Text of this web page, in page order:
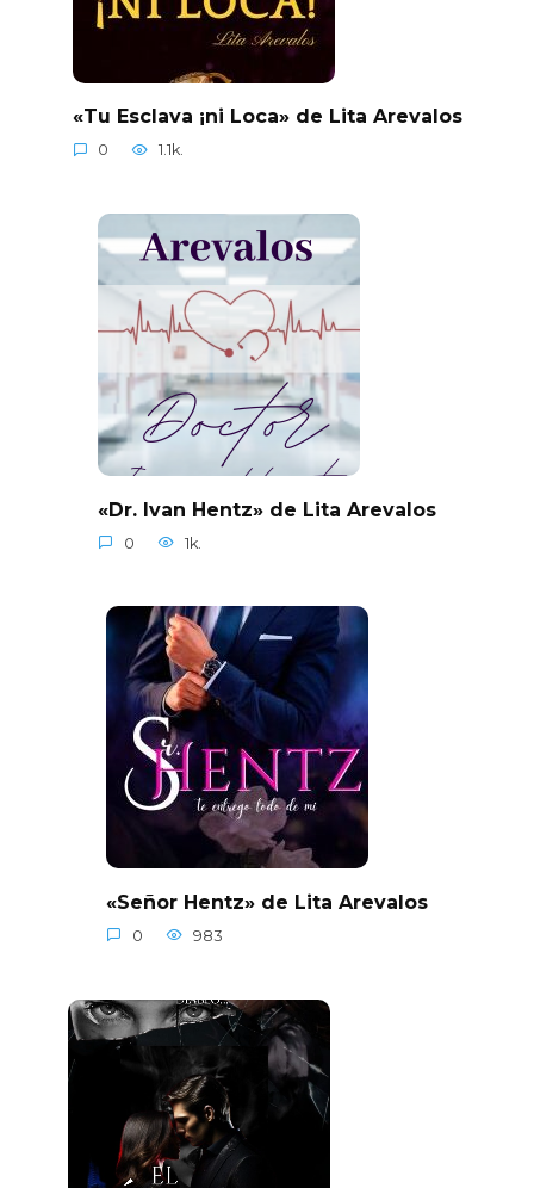
«Tu Esclava ¡ni Loca» de Lita Arevalos
0 1.1k.
«Dr. Ivan Hentz» de Lita Arevalos
0 1k.
«Señor Hentz» de Lita Arevalos
0 983